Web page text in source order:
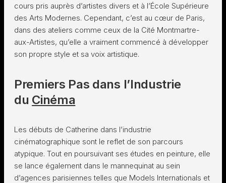
cours pris auprès d’artistes divers et à l’École Supérieure
des Arts Modernes. Cependant, c’est au cœur de Paris,
dans des ateliers comme ceux de la Cité Montmartre-
aux-Artistes, qu’elle a vraiment commencé à développer
son propre style et sa voix artistique.
Premiers Pas dans l’Industrie
du Cinéma
Les débuts de Catherine dans l’industrie
cinématographique sont le reflet de son parcours
atypique. Tout en poursuivant ses études en peinture, elle
se lance également dans le mannequinat au sein
d’agences parisiennes telles que Models Internationals et